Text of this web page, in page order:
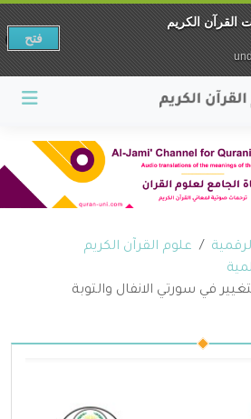
علوم القرآن الكريم
في سورتي الانفال والتوبة
القرآن الكريم
فتح